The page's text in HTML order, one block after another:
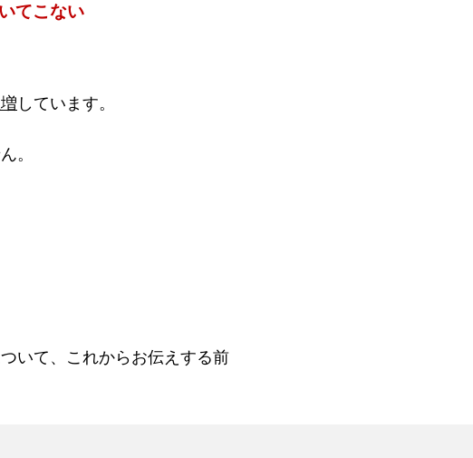
てこない
しています。
。
いて、これからお伝えする前